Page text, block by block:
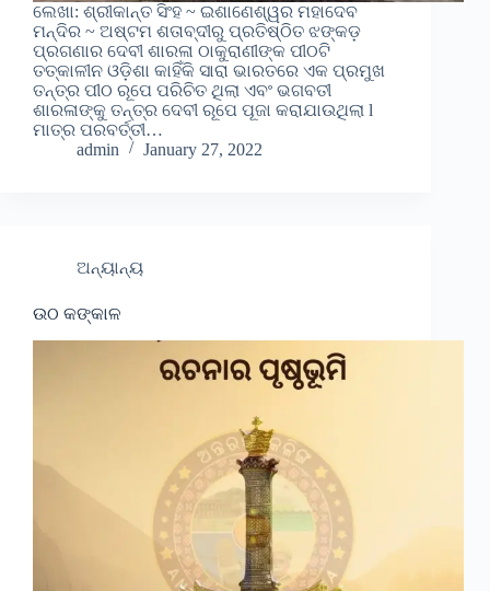
ଲେଖା: ଶ୍ରୀକାନ୍ତ ସିଂହ ~ ଇଶାଣେଶ୍ୱର ମହାଦେବ
ମନ୍ଦିର ~ ଅଷ୍ଟମ ଶତାବ୍ଦୀରୁ ପ୍ରତିଷ୍ଠିତ ଝଙ୍କଡ଼
ପ୍ରଗଣାର ଦେବୀ ଶାରଳା ଠାକୁରାଣୀଙ୍କ ପୀଠଟି
ତତ୍କାଳୀନ ଓଡ଼ିଶା କାହିଁକି ସାରା ଭାରତରେ ଏକ ପ୍ରମୁଖ
ତନ୍ତ୍ର ପୀଠ ରୂପେ ପରିଚିତ ଥିଲା ଏବଂ ଭଗବତୀ
ଶାରଳାଙ୍କୁ ତନ୍ତ୍ର ଦେବୀ ରୂପେ ପୂଜା କରାଯାଉଥିଲା l
ମାତ୍ର ପରବର୍ତ୍ତୀ…
admin
January 27, 2022
ଅନ୍ୟାନ୍ୟ
ଉଠ କଙ୍କାଳ